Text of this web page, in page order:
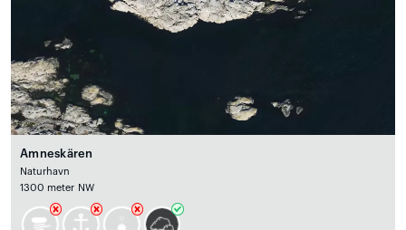
Amneskären
Naturhavn
1300 meter NW